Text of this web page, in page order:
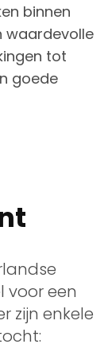
binnen
waardevolle
tot
goede
voor een
zijn enkele